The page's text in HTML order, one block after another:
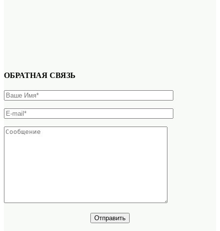
ОБРАТНАЯ СВЯЗЬ